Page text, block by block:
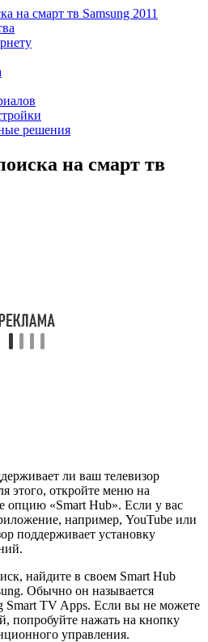
на смарт тв Samsung 2011
решения
на смарт тв
ли ваш телевизор
этого, откройте меню на
опцию «Smart Hub». Если у вас
например, YouTube или
поддерживает установку
найдите в своем Smart Hub
Обычно он называется
Smart TV Apps. Если вы не можете
попробуйте нажать на кнопку
управления.